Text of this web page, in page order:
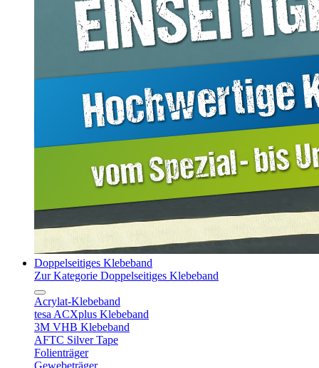
Doppelseitiges Klebeband
Zur Kategorie Doppelseitiges Klebeband
Acrylat-Klebeband
tesa ACXplus Klebeband
3M VHB Klebeband
AFTC Silver Tape
Folienträger
Gewebeträger